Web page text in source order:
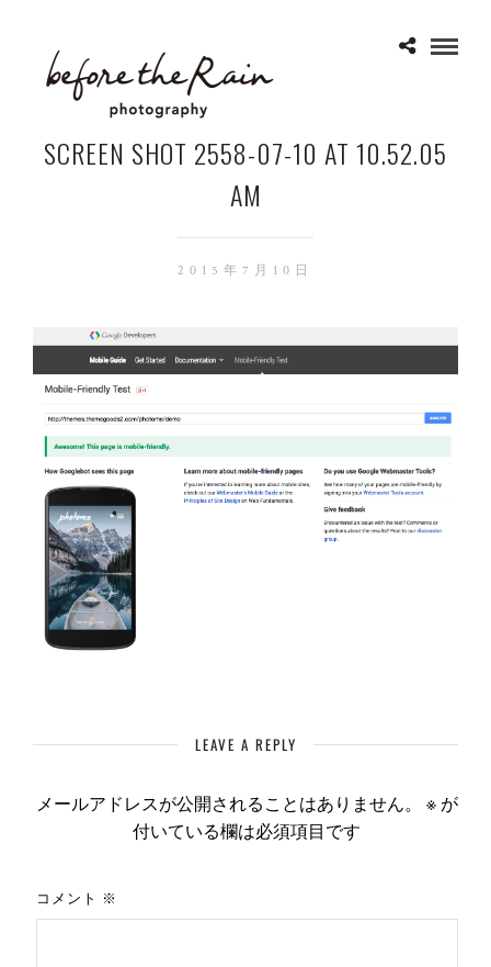
SCREEN SHOT 2558-07-10 AT 10.52.05
AM
2015年7月10日
LEAVE A REPLY
メールアドレスが公開されることはありません。 ※が
付いている欄は必須項目です
コメント ※